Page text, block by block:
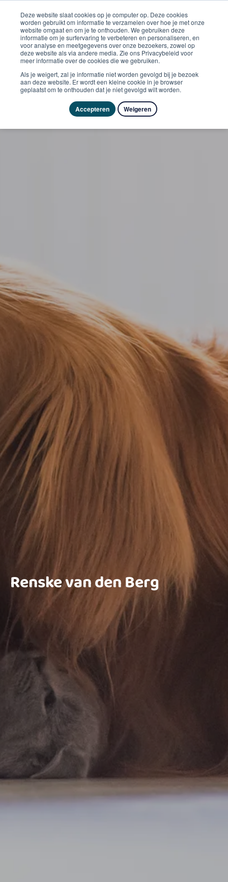
Deze website slaat cookies op je computer op. Deze cookies
worden gebruikt om informatie te verzamelen over hoe je met onze
website omgaat en om je te onthouden. We gebruiken deze
informatie om je surfervaring te verbeteren en personaliseren, en
voor analyse en meetgegevens over onze bezoekers, zowel op
deze website als via andere media. Zie ons Privacybeleid voor
meer informatie over de cookies die we gebruiken.
Als je weigert, zal je informatie niet worden gevolgd bij je bezoek
aan deze website. Er wordt een kleine cookie in je browser
geplaatst om te onthouden dat je niet gevolgd wilt worden.
Accepteren Weigeren
Renske van den Berg